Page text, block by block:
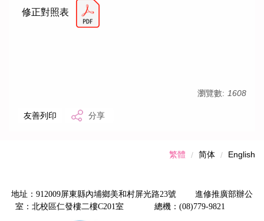
修正對照表
瀏覽數: 1608
友善列印 分享
繁體 简体 English
地址：912009屏東縣內埔鄉美和村屏光路23號 進修推廣部辦公
室：北校區仁發樓二樓C201室 總機：(08)779-9821